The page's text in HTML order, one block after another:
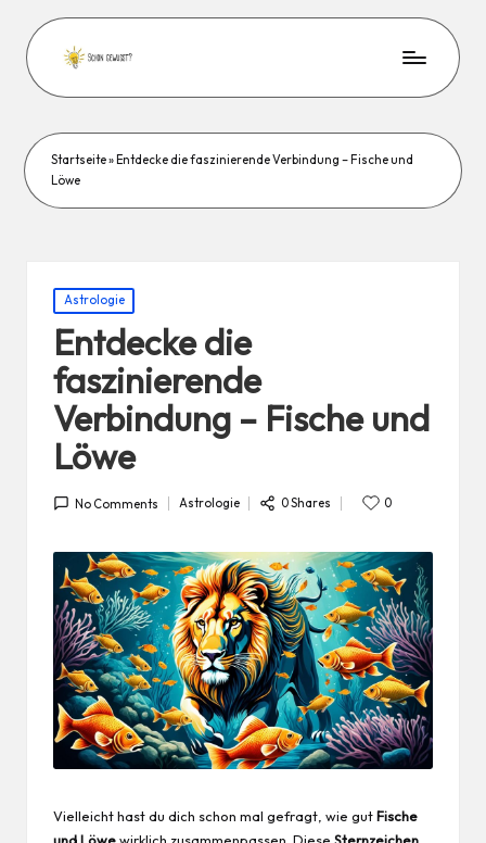
Startseite» Entdecke die faszinierende Verbindung – Fische und
Löwe
Posted
in
Astrologie
Entdecke die
faszinierende
Verbindung – Fische und
Löwe
No Comments
Posted
Astrologie 0 Shares 0
Vielleicht hast du dich schon mal gefragt, wie gutFische